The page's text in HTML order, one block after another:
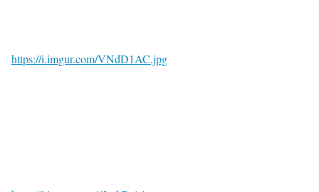
https://i.imgur.com/VNdD1AC.jpg